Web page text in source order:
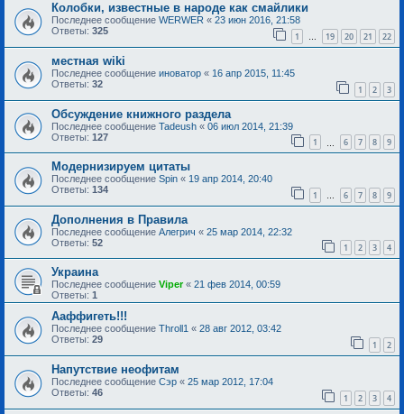
Колобки, известные в народе как смайлики
Последнее сообщение WERWER « 23 июн 2016, 21:58
Ответы: 325 1 … 19 20 21 22
местная wiki
Последнее сообщение иноватор « 16 апр 2015, 11:45
Ответы: 32 1 2 3
Обсуждение книжного раздела
Последнее сообщение Tadeush « 06 июл 2014, 21:39
Ответы: 127 1 6 7 8 9
Модернизируем цитаты
Последнее сообщение Spin « 19 апр 2014, 20:40
Ответы: 134 1 … 6 7 8 9
Дополнения в Правила
Последнее сообщение Алегрич « 25 мар 2014, 22:32
Ответы: 52 1 2 3 4
Украина
Последнее сообщение Viper« 21 фев 2014, 00:59
Ответы: 1
Ааффигеть!!!
Последнее сообщение Throll1 « 28 авг 2012, 03:42
Ответы: 29 1 2
Напутствие неофитам
Последнее сообщение Сэр « 25 мар 2012, 17:04
Ответы: 46 1 2 3 4